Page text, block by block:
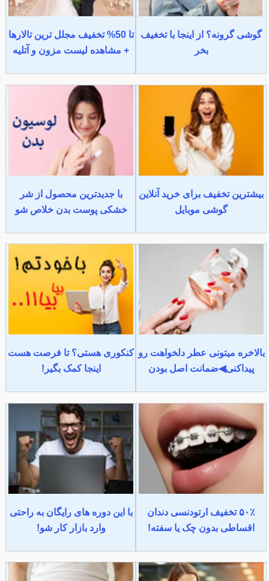
گوشی گرونه؟ از اینجا با تخغیف
بخر
تا 50% تخفیف مجلل ترین تالارها
+ مشاهده لیست مزون و آتلیه
بیشترین تخفیف برای خرید آنلاین
گوشی موبایل
با جدیدترین محصول از شر
خشکی پوست بدن خلاص شو
بالاخره میتونی عطر دلخواهت رو
پیداکنی◀ضمانت اصل بودن
کنکوری هستی؟ تا فرصت هست
اینجا کمک بگیر!
۵۰٪ تخفیف ارتودنسی دندان
اقساطی بدون چک یا سفته!
با این دوره های رایگان به راحتی
وارد بازار کار شو!